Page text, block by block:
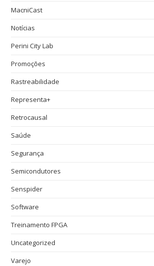
MacniCast
Notícias
Perini City Lab
Promoções
Rastreabilidade
Representa+
Retrocausal
Saúde
Segurança
Semicondutores
Senspider
Software
Treinamento FPGA
Uncategorized
Varejo